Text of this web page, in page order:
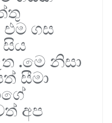
ගස
.මෙ නිසා
සීමා
අප